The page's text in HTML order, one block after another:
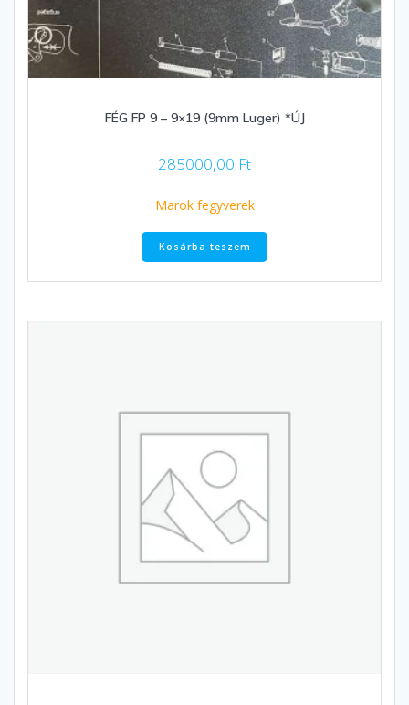
FÉG FP 9 – 9×19 (9mm Luger) *ÚJ
285000,00 Ft
Marok fegyverek
Kosárba teszem